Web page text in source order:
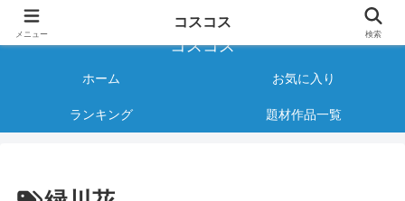
様々なジャンルのコスプレAVをご紹介する情報サイト
コスコス
ホーム お気に入り
ランキング 題材作品一覧
メニュー
コスコス
検索